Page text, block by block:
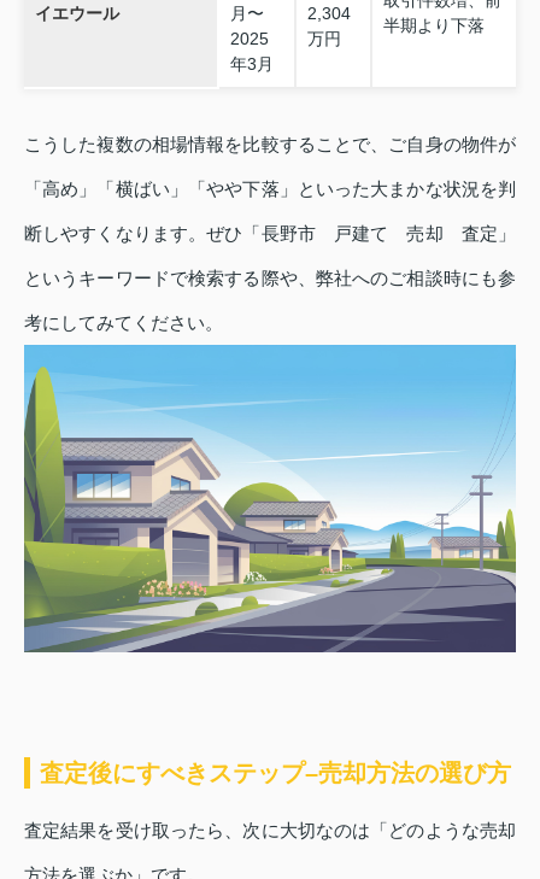
イエウール
月〜
2025
年3月
2,304
万円
半期より下落
こうした複数の相場情報を比較することで、ご自身の物件が
「高め」「横ばい」「やや下落」といった大まかな状況を判
断しやすくなります。ぜひ「長野市 戸建て 売却 査定」
というキーワードで検索する際や、弊社へのご相談時にも参
考にしてみてください。
査定後にすべきステップ–売却方法の選び方
査定結果を受け取ったら、次に大切なのは「どのような売却